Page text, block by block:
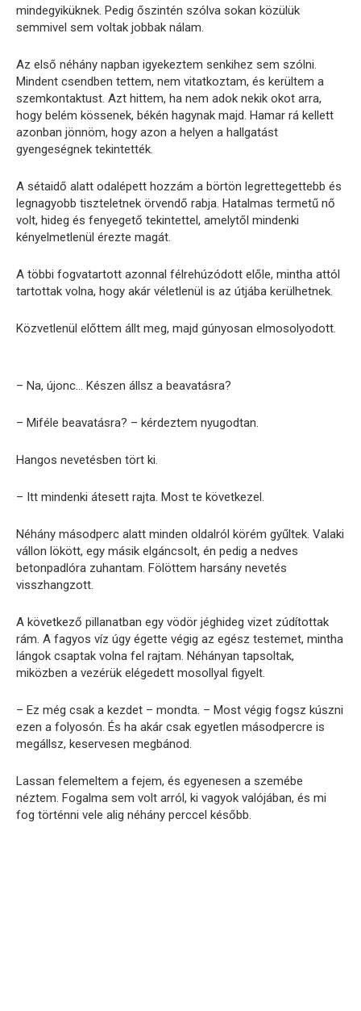
mindegyiküknek. Pedig őszintén szólva sokan közülük
semmivel sem voltak jobbak nálam.
Az első néhány napban igyekeztem senkihez sem szólni.
Mindent csendben tettem, nem vitatkoztam, és kerültem a
szemkontaktust. Azt hittem, ha nem adok nekik okot arra,
hogy belém kössenek, békén hagynak majd. Hamar rá kellett
azonban jönnöm, hogy azon a helyen a hallgatást
gyengeségnek tekintették.
A sétaidő alatt odalépett hozzám a börtön legrettegettebb és
legnagyobb tiszteletnek örvendő rabja. Hatalmas termetű nő
volt, hideg és fenyegető tekintettel, amelytől mindenki
kényelmetlenül érezte magát.
A többi fogvatartott azonnal félrehúzódott előle, mintha attól
tartottak volna, hogy akár véletlenül is az útjába kerülhetnek.
Közvetlenül előttem állt meg, majd gúnyosan elmosolyodott.
– Na, újonc… Készen állsz a beavatásra?
– Miféle beavatásra? – kérdeztem nyugodtan.
Hangos nevetésben tört ki.
– Itt mindenki átesett rajta. Most te következel.
Néhány másodperc alatt minden oldalról körém gyűltek. Valaki
vállon lökött, egy másik elgáncsolt, én pedig a nedves
betonpadlóra zuhantam. Fölöttem harsány nevetés
visszhangzott.
A következő pillanatban egy vödör jéghideg vizet zúdítottak
rám. A fagyos víz úgy égette végig az egész testemet, mintha
lángok csaptak volna fel rajtam. Néhányan tapsoltak,
miközben a vezérük elégedett mosollyal figyelt.
– Ez még csak a kezdet – mondta. – Most végig fogsz kúszni
ezen a folyosón. És ha akár csak egyetlen másodpercre is
megállsz, keservesen megbánod.
Lassan felemeltem a fejem, és egyenesen a szemébe
néztem. Fogalma sem volt arról, ki vagyok valójában, és mi
fog történni vele alig néhány perccel később.